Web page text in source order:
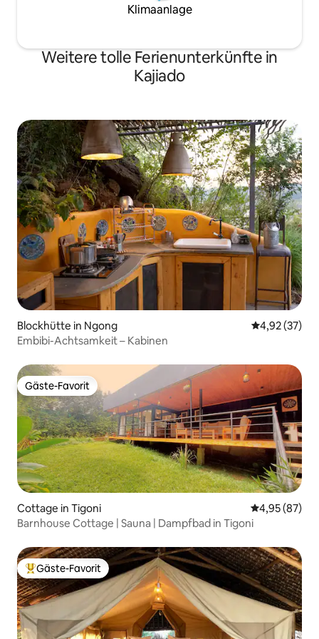
Klimaanlage
Weitere tolle Ferienunterkünfte in
Kajiado
Blockhütte in Ngong
4,92 (37)
Embibi-Achtsamkeit – Kabinen
Gäste-Favorit
Gäste-Favorit
Cottage in Tigoni
4,95 (87)
Barnhouse Cottage | Sauna | Dampfbad in Tigoni
Beliebter Gäste-Favorit.
Gäste-Favorit